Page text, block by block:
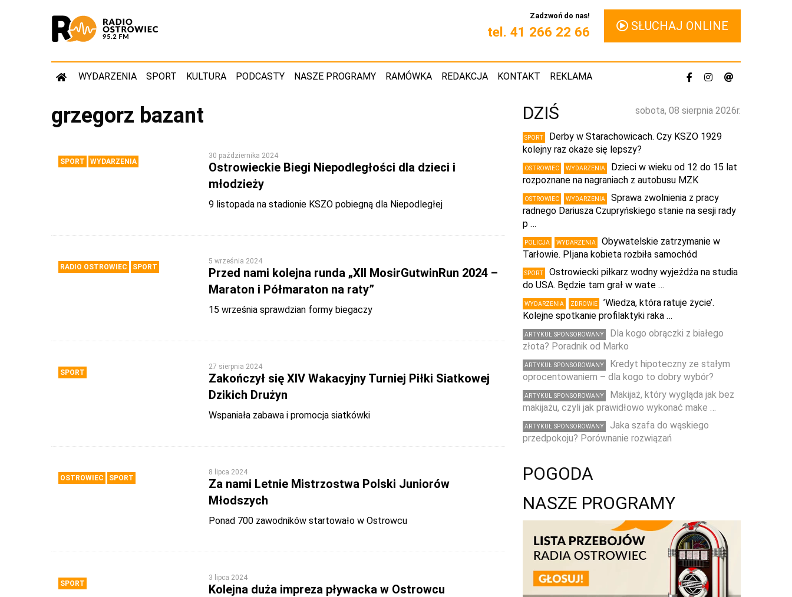
Zadzwoń do nas!
tel. 41 266 22 66 SŁUCHAJ ONLINE
WYDARZENIA SPORT KULTURA PODCASTY NASZE PROGRAMY RAMÓWKA REDAKCJA KONTAKT REKLAMA
grzegorz bazant
SPORT WYDARZENIA
30 października 2024
Ostrowieckie Biegi Niepodległości dla dzieci i
młodzieży
9 listopada na stadionie KSZO pobiegną dla Niepodległej
RADIO OSTROWIEC SPORT
5 września 2024
Przed nami kolejna runda „XII MosirGutwinRun 2024 –
Maraton i Półmaraton na raty”
15 września sprawdzian formy biegaczy
SPORT
27 sierpnia 2024
Zakończył się XIV Wakacyjny Turniej Piłki Siatkowej
Dzikich Drużyn
Wspaniała zabawa i promocja siatkówki
OSTROWIEC SPORT
8 lipca 2024
Za nami Letnie Mistrzostwa Polski Juniorów
Młodszych
Ponad 700 zawodników startowało w Ostrowcu
SPORT
3 lipca 2024
Kolejna duża impreza pływacka w Ostrowcu
sobota, 08 sierpnia 2026r.
DZIŚ
SPORT
Derby w Starachowicach. Czy KSZO 1929
kolejny raz okaże się lepszy?
OSTROWIEC WYDARZENIA
Dzieci w wieku od 12 do 15 lat
rozpoznane na nagraniach z autobusu MZK
OSTROWIEC WYDARZENIA
Sprawa zwolnienia z pracy
radnego Dariusza Czupryńskiego stanie na sesji rady
p …
POLICJA WYDARZENIA
Obywatelskie zatrzymanie w
Tarłowie. PIjana kobieta rozbiła samochód
SPORT
Ostrowiecki piłkarz wodny wyjeżdża na studia
do USA. Będzie tam grał w wate …
WYDARZENIA ZDROWIE
’Wiedza, która ratuje życie’.
Kolejne spotkanie profilaktyki raka …
ARTYKUŁ SPONSOROWANY
Dla kogo obrączki z białego
złota? Poradnik od Marko
ARTYKUŁ SPONSOROWANY
Kredyt hipoteczny ze stałym
oprocentowaniem – dla kogo to dobry wybór?
ARTYKUŁ SPONSOROWANY
Makijaż, który wygląda jak bez
makijażu, czyli jak prawidłowo wykonać make …
ARTYKUŁ SPONSOROWANY
Jaka szafa do wąskiego
przedpokoju? Porównanie rozwiązań
POGODA
NASZE PROGRAMY